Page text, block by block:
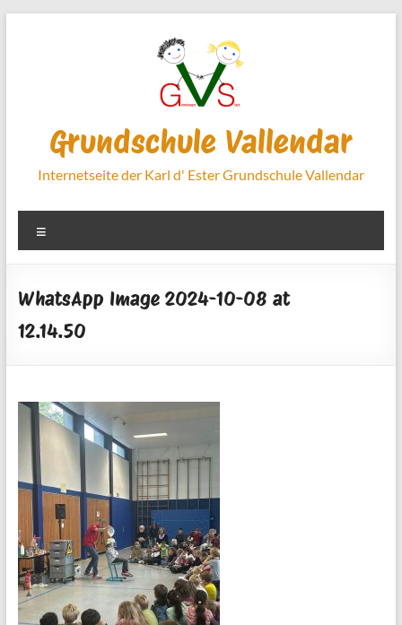
Grundschule Vallendar
Internetseite der Karl d' Ester Grundschule Vallendar
WhatsApp Image 2024-10-08 at
12.14.50